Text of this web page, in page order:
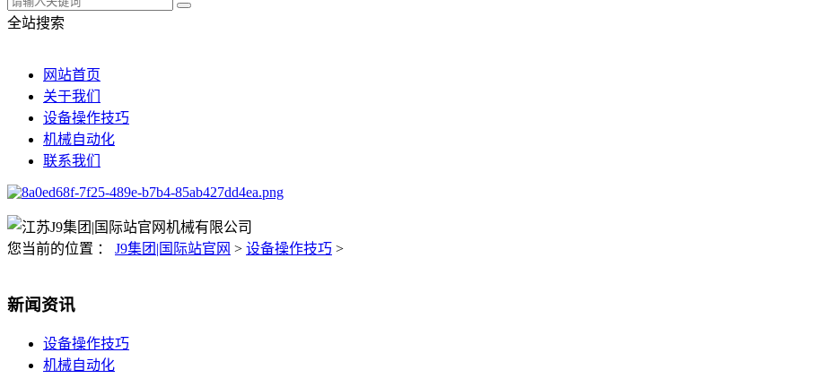
全站搜索
网站首页
关于我们
设备操作技巧
机械自动化
联系我们
您当前的位置 ： J9集团|国际站官网 > 设备操作技巧 >
新闻资讯
设备操作技巧
机械自动化